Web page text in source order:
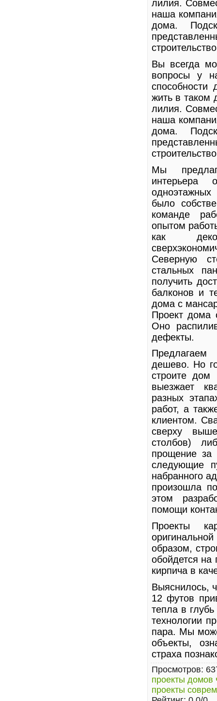
лилия.
наша
дома.
Вы всегда
вопросы у
жить в таком
лилия.
наша
дома.
Мы
интерьера
было
команде
опытом
как
Северную
стальных
получить
балконов и
дома с
Проект дома
Оно
дефекты.
дешево. Но
строите дом
выезжает
разных
работ, а
клиентом.
сверху
столбов)
прощение за
следующие
набранного
произошла
этом
помощи
Проекты
образом,
обойдется
кирпича в
Выяснилось,
12 футов
тепла в
технологии
пара. Мы
объекты,
страха
Просмотров:
проекты домов
проекты